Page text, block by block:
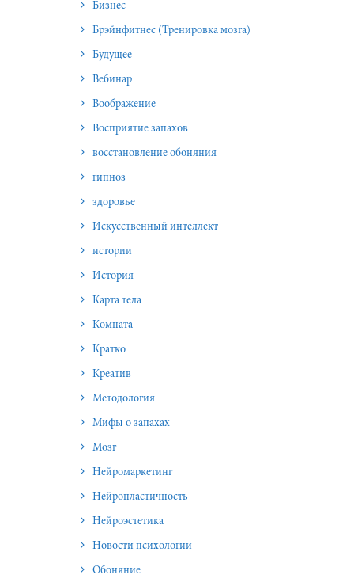
Бизнес
Брэйнфитнес (Тренировка мозга)
Будущее
Вебинар
Воображение
Восприятие запахов
восстановление обоняния
гипноз
здоровье
Искусственный интеллект
истории
История
Карта тела
Комната
Кратко
Креатив
Методология
Мифы о запахах
Мозг
Нейромаркетинг
Нейропластичность
Нейроэстетика
Новости психологии
Обоняние